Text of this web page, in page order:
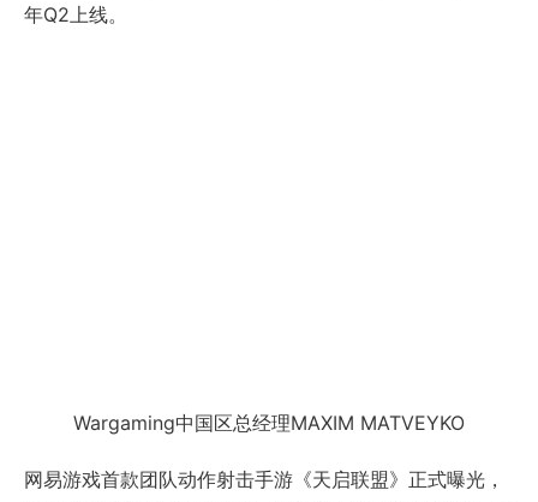
年Q2上线。
游戏盛典，游戏12月22日已开启iOS先行者测试，现场带